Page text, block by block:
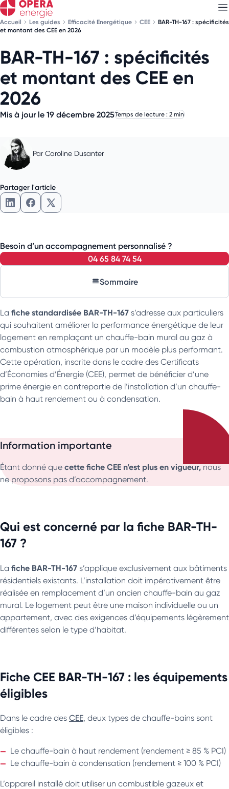
Accueil Les guides Efficacité Energétique CEE
BAR-TH-167 : spécificités
et montant des CEE en 2026
BAR-TH-167 : spécificités
et montant des CEE en
2026
Mis à jour le 19 décembre 2025Temps de lecture : 2 min
Par Caroline Dusanter
Partager l'article
Partager l'article sur LinkedIn
Partager l'article sur Facebook
Partager l'article sur X
Besoin d’un accompagnement personnalisé ?
04 65 84 74 54
Sommaire
La fiche standardisée BAR-TH-167 s’adresse aux particuliers
qui souhaitent améliorer la performance énergétique de leur
logement en remplaçant un chauffe-bain mural au gaz à
combustion atmosphérique par un modèle plus performant.
Cette opération, inscrite dans le cadre des Certificats
d’Économies d’Énergie (CEE), permet de bénéficier d’une
prime énergie en contrepartie de l’installation d’un chauffe-
bain à haut rendement ou à condensation.
Information importante
Étant donné que cette fiche CEE n’est plus en vigueur,nous
ne proposons pas d’accompagnement.
Qui est concerné par la fiche BAR-TH-
167 ?
La fiche BAR-TH-167 s’applique exclusivement aux bâtiments
résidentiels existants. L’installation doit impérativement être
réalisée en remplacement d’un ancien chauffe-bain au gaz
mural. Le logement peut être une maison individuelle ou un
appartement, avec des exigences d’équipements légèrement
différentes selon le type d’habitat.
Fiche CEE BAR-TH-167 : les équipements
éligibles
Dans le cadre des CEE, deux types de chauffe-bains sont
éligibles :
Le chauffe-bain à haut rendement (rendement ≥ 85 % PCI)
Le chauffe-bain à condensation (rendement ≥ 100 % PCI)
L’appareil installé doit utiliser un combustible gazeux et
Découvrez nosnewsletters
Choisissez les newsletters qui vous intéressent